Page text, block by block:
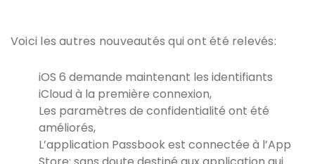
Voici les autres nouveautés qui ont été relevés:
iOS 6 demande maintenant les identifiants
iCloud à la première connexion,
Les paramètres de confidentialité ont été
améliorés,
L’application Passbook est connectée à l’App